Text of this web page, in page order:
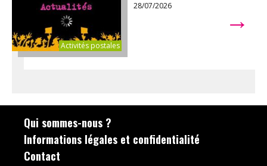
Activités postales
28/07/2026 →
Qui sommes-nous ?
Informations légales et confidentialité
Contact